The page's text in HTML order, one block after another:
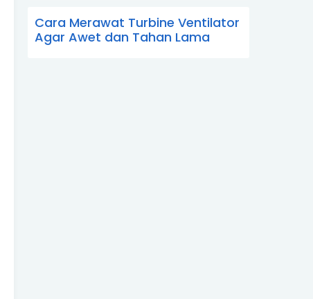
Cara Merawat Turbine Ventilator
Agar Awet dan Tahan Lama